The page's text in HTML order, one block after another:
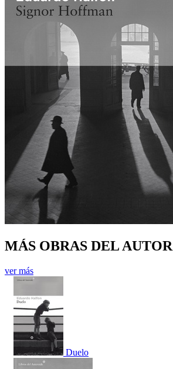
MÁS OBRAS DEL AUTOR
ver más
Duelo